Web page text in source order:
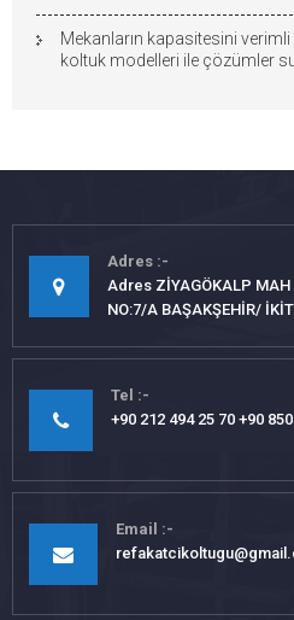
Mekanların kapasitesini
koltuk modelleri ile çözümler
Adres
Adres ZİYAGÖKALP MAH
NO:7/A BAŞAKŞEHİR/
Tel
+90 212 494 25 70 +90
Email